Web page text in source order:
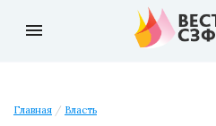
menu
Главная / Власть